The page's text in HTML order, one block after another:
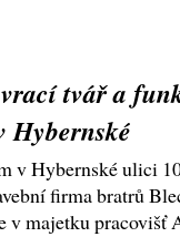
tvář a
Hybernské
v Hybernské ulici
firma bratrů
v majetku pracovišť